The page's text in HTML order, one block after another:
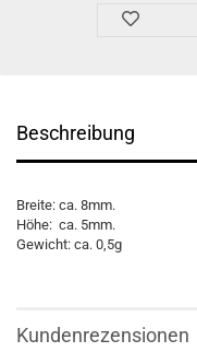
Beschreibung
Breite: ca. 8mm.
Höhe: ca. 5mm.
Gewicht: ca. 0,5g
Kundenrezensionen